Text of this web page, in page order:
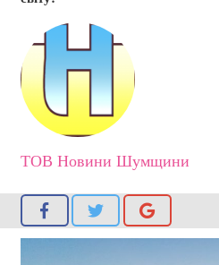
ТОВ Новини Шумщини